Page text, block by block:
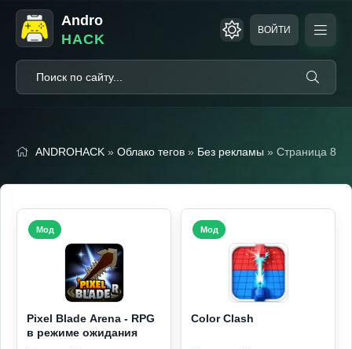
Andro
HACK
ВОЙТИ
ANDROHACK » Облако тегов » Без рекламы » Страница 8
Pixel Blade Arena - RPG
в режиме ожидания
Мод
Color Clash
Мод